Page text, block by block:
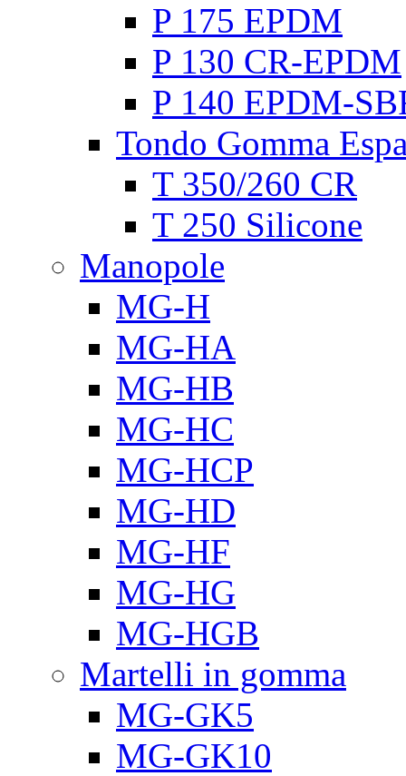
P 175 EPDM
P 130 CR-EPDM
P 140 EPDM-
Tondo Gomma
T 350/260 CR
T 250 Silicone
Manopole
MG-H
MG-HA
MG-HB
MG-HC
MG-HCP
MG-HD
MG-HF
MG-HG
MG-HGB
Martelli in gomma
MG-GK5
MG-GK10